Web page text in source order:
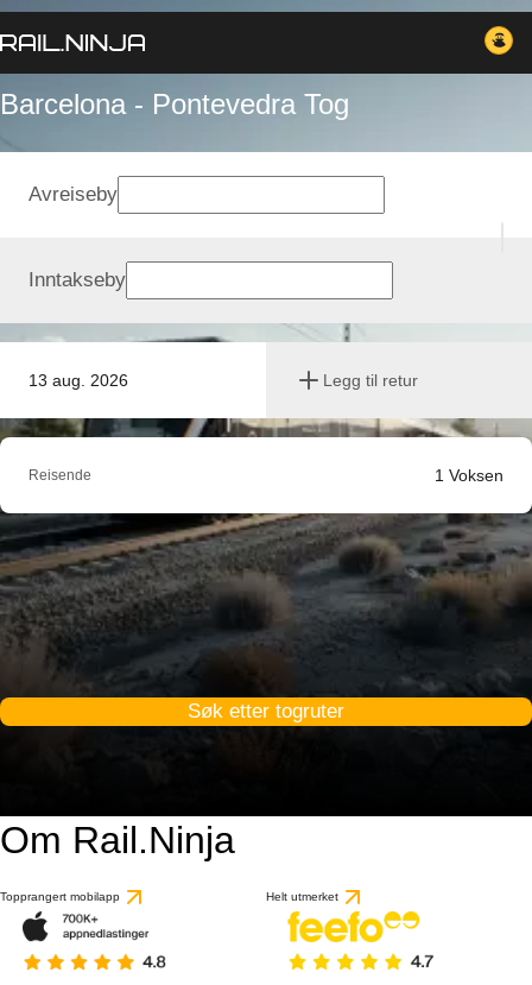
Barcelona - Pontevedra Tog
13 aug. 2026 Legg til retur
Avreiseby
Inntakseby
Reisende 1 Voksen
Søk etter togruter
Om Rail.Ninja
Topprangert mobilapp Helt utmerket